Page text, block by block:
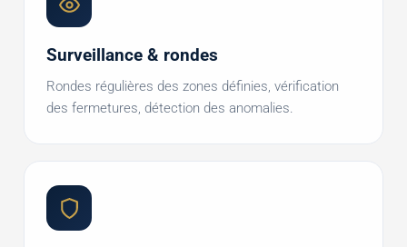
Surveillance & rondes
Rondes régulières des zones définies, vérification
des fermetures, détection des anomalies.